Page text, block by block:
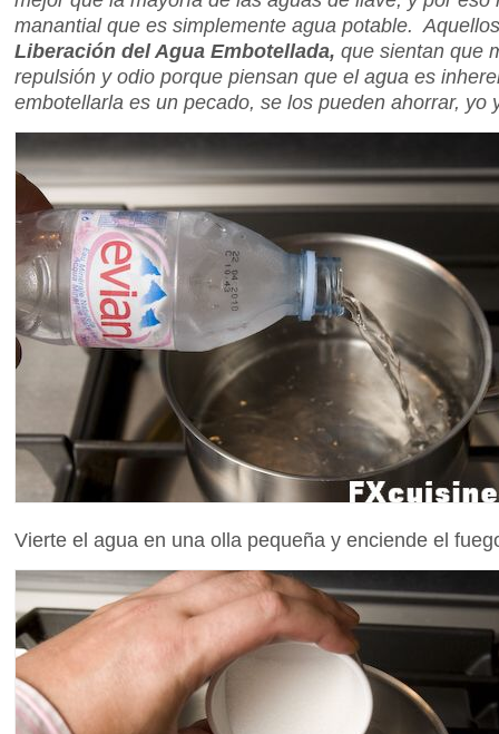
manantial que es simplemente agua potable.
Liberación del Agua Embotellada, que sientan que
repulsión y odio porque piensan que el agua es
embotellarla es un pecado, se los pueden ahorrar, yo
Vierte el agua en una olla pequeña y enciende el